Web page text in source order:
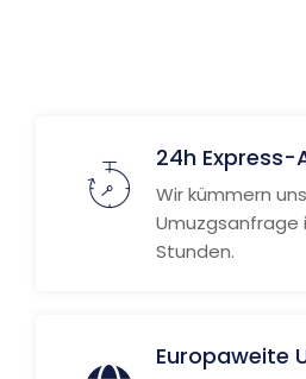
24h Express-
Wir kümmern
Umuzgsanfrage
Stunden.
Europaweite